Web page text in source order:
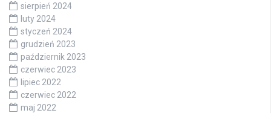
sierpień 2024
luty 2024
styczeń 2024
grudzień 2023
październik 2023
czerwiec 2023
lipiec 2022
czerwiec 2022
maj 2022